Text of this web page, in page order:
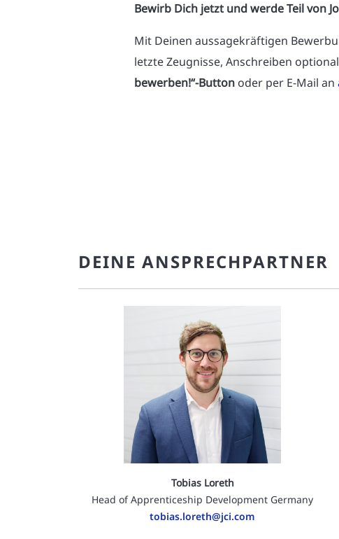
Bewirb Dich jetzt und werde Teil von
Mit Deinen aussagekräftigen
letzte Zeugnisse, Anschreiben
bewerben!“-Button oder per E-Mail an
DEINE ANSPRECHPARTNER
Tobias Loreth
Head of Apprenticeship Development Germany
tobias.loreth@jci.com